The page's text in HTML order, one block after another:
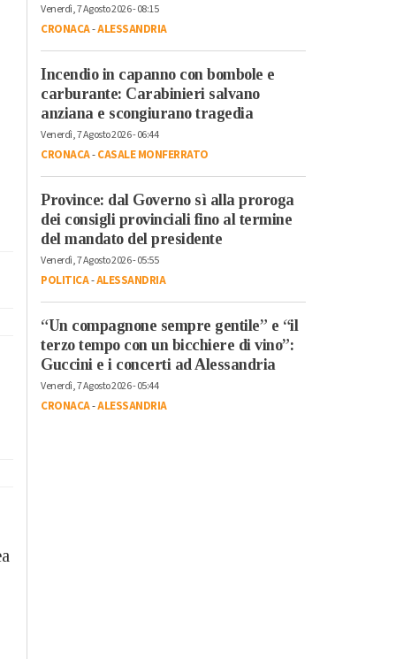
Venerdì, 7 Agosto 2026 - 08:15
CRONACA-ALESSANDRIA
Incendio in capanno con bombole e
carburante: Carabinieri salvano
anziana e scongiurano tragedia
Venerdì, 7 Agosto 2026 - 06:44
CRONACA-CASALE MONFERRATO
Province: dal Governo sì alla proroga
dei consigli provinciali fino al termine
del mandato del presidente
Venerdì, 7 Agosto 2026 - 05:55
POLITICA-ALESSANDRIA
“Un compagnone sempre gentile” e “il
terzo tempo con un bicchiere di vino”:
Guccini e i concerti ad Alessandria
Venerdì, 7 Agosto 2026 - 05:44
CRONACA-ALESSANDRIA